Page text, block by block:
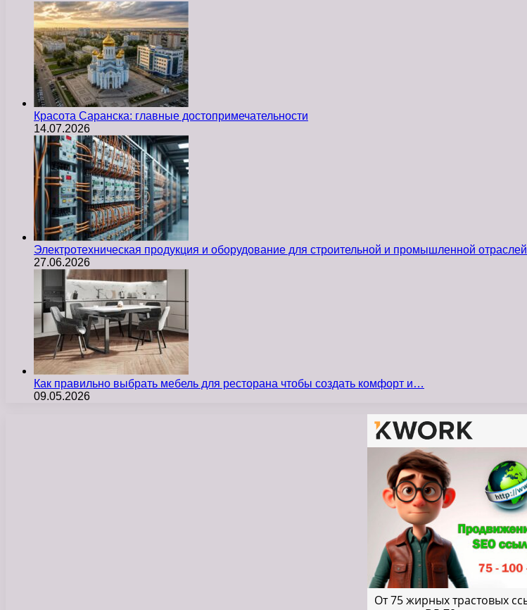
Красота Саранска: главные достопримечательности
14.07.2026
Электротехническая продукция и оборудование для строительной и промышленной отраслей
27.06.2026
Как правильно выбрать мебель для ресторана чтобы создать комфорт и…
09.05.2026